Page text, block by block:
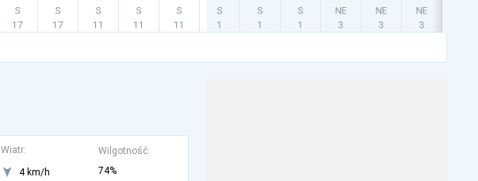
Wiatr:
4 km/h
Wilgotność:
74%